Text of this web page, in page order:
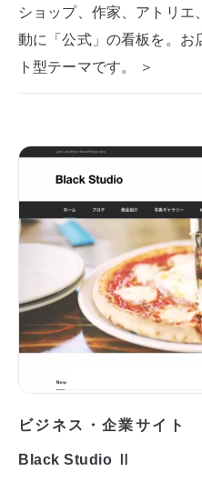
ショップ、作家、アトリ
動に「公式」の看板を。お
ト型テーマです。 ＞
ビジネス・企業サイト
Black Studio Ⅱ